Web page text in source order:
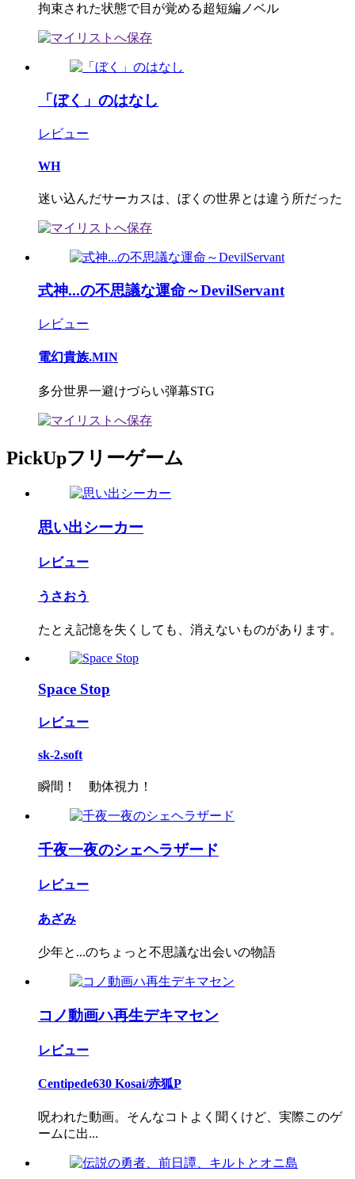
拘束された状態で目が覚める超短編ノベル
「ぼく」のはなし
レビュー
WH
迷い込んだサーカスは、ぼくの世界とは違う所だった
式神...の不思議な運命～DevilServant
レビュー
電幻貴族.MIN
多分世界一避けづらい弾幕STG
PickUpフリーゲーム
思い出シーカー
レビュー
うさおう
たとえ記憶を失くしても、消えないものがあります。
Space Stop
レビュー
sk-2.soft
瞬間！ 動体視力！
千夜一夜のシェヘラザード
レビュー
あざみ
少年と...のちょっと不思議な出会いの物語
コノ動画ハ再生デキマセン
レビュー
Centipede630 Kosai/赤狐P
呪われた動画。そんなコトよく聞くけど、実際このゲ
ームに出...